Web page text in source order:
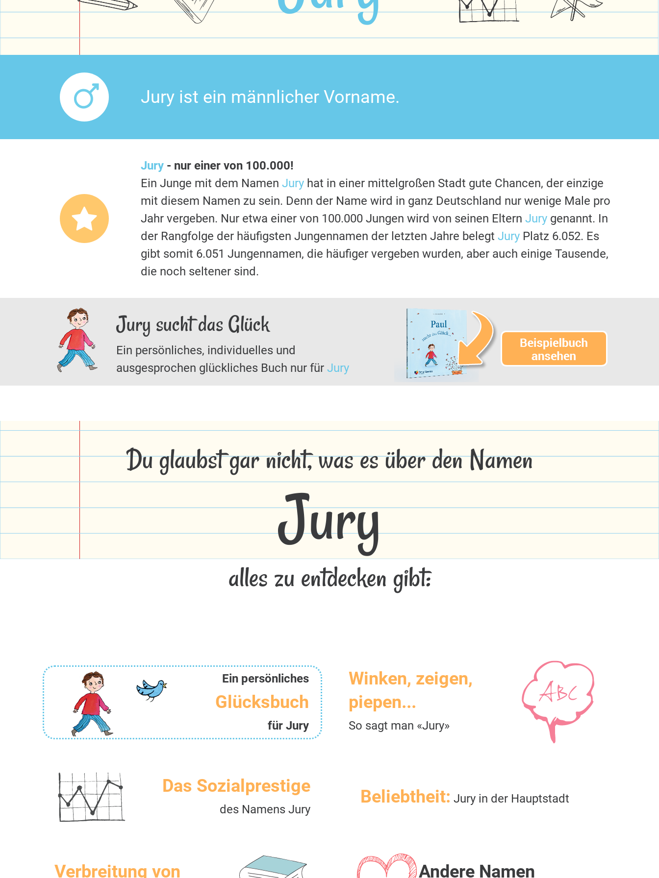
Jury ist ein männlicher Vorname.
Jury - nur einer von 100.000!
Ein Junge mit dem Namen Jury hat in einer mittelgroßen Stadt gute Chancen, der einzige
mit diesem Namen zu sein. Denn der Name wird in ganz Deutschland nur wenige Male pro
Jahr vergeben. Nur etwa einer von 100.000 Jungen wird von seinen Eltern Jury genannt. In
der Rangfolge der häufigsten Jungennamen der letzten Jahre belegt Jury Platz 6.052. Es
gibt somit 6.051 Jungennamen, die häufiger vergeben wurden, aber auch einige Tausende,
die noch seltener sind.
Jury sucht das Glück
Ein persönliches, individuelles und
ausgesprochen glückliches Buch nur für Jury
Du glaubst gar nicht, was es über den Namen
Jury
alles zu entdecken gibt:
Ein persönliches
Glücksbuch
für Jury
Winken, zeigen,
piepen...
So sagt man «Jury»
Das Sozialprestige
des Namens Jury
Beliebtheit: Jury in der Hauptstadt
Verbreitung von Andere Namen